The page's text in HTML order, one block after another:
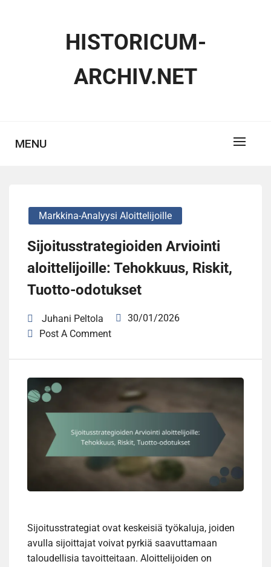
HISTORICUM-
ARCHIV.NET
MENU
Markkina-Analyysi Aloittelijoille
Sijoitusstrategioiden Arviointi
aloittelijoille: Tehokkuus, Riskit,
Tuotto-odotukset
Juhani Peltola
30/01/2026
Post A Comment
Sijoitusstrategiat ovat keskeisiä työkaluja, joiden
avulla sijoittajat voivat pyrkiä saavuttamaan
taloudellisia tavoitteitaan. Aloittelijoiden on